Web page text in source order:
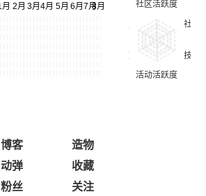
博客
造物
动弹
收藏
粉丝 关注